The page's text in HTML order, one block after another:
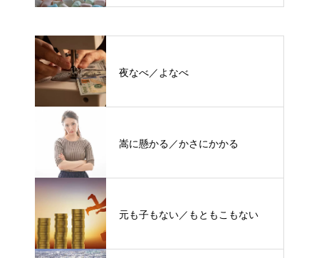
夜なべ／よなべ
嵩に懸かる／かさにかかる
元も子もない／もともこもない